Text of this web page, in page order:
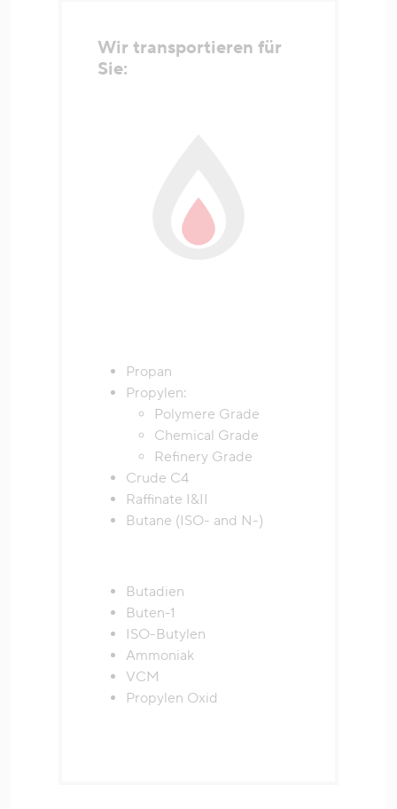
Wir transportieren für
Sie:
Propan
Propylen:
Polymere Grade
Chemical Grade
Refinery Grade
Crude C4
Raffinate I&II
Butane (ISO- and N-)
Butadien
Buten-1
ISO-Butylen
Ammoniak
VCM
Propylen Oxid